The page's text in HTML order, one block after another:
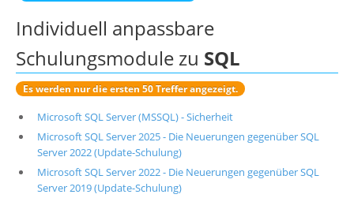
Individuell anpassbare
Schulungsmodule zu SQL
Es werden nur die ersten 50 Treffer angezeigt.
Microsoft SQL Server (MSSQL) - Sicherheit
Microsoft SQL Server 2025 - Die Neuerungen gegenüber SQL
Server 2022 (Update-Schulung)
Microsoft SQL Server 2022 - Die Neuerungen gegenüber SQL
Server 2019 (Update-Schulung)